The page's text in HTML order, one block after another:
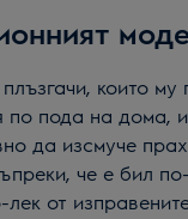
които му
по пода на дома,
да изсмуче
че е бил
лек от